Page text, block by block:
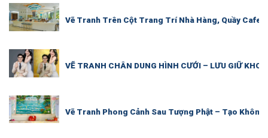
Vẽ Tranh Trên Cột Trang Trí Nhà Hàng, Quầy Cafe
VẼ TRANH CHÂN DUNG HÌNH CƯỚI – LƯU GIỮ
Vẽ Tranh Phong Cảnh Sau Tượng Phật – Tạo